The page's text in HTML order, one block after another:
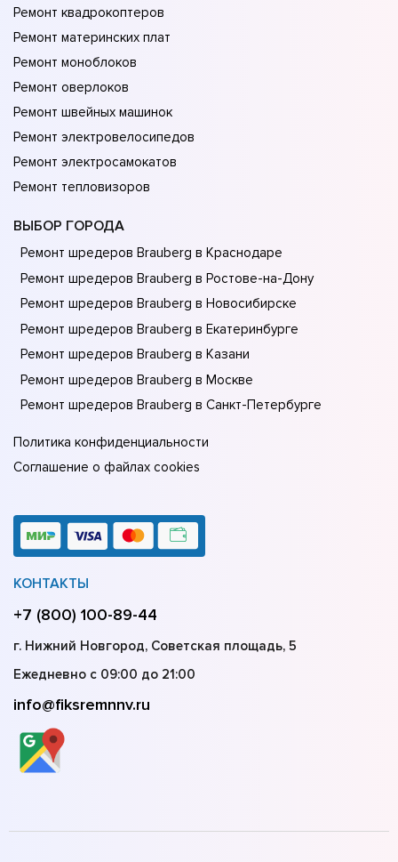
Ремонт квадрокоптеров
Ремонт материнских плат
Ремонт моноблоков
Ремонт оверлоков
Ремонт швейных машинок
Ремонт электровелосипедов
Ремонт электросамокатов
Ремонт тепловизоров
ВЫБОР ГОРОДА
Ремонт шредеров Brauberg в Краснодаре
Ремонт шредеров Brauberg в Ростове-на-Донy
Ремонт шредеров Brauberg в Новосибирске
Ремонт шредеров Brauberg в Екатеринбурге
Ремонт шредеров Brauberg в Казани
Ремонт шредеров Brauberg в Москве
Ремонт шредеров Brauberg в Санкт-Петербурге
Политика конфиденциальности
Соглашение о файлах cookies
КОНТАКТЫ
+7 (800) 100-89-44
г. Нижний Новгород, Советская площадь, 5
Ежедневно с 09:00 до 21:00
info@fiksremnnv.ru